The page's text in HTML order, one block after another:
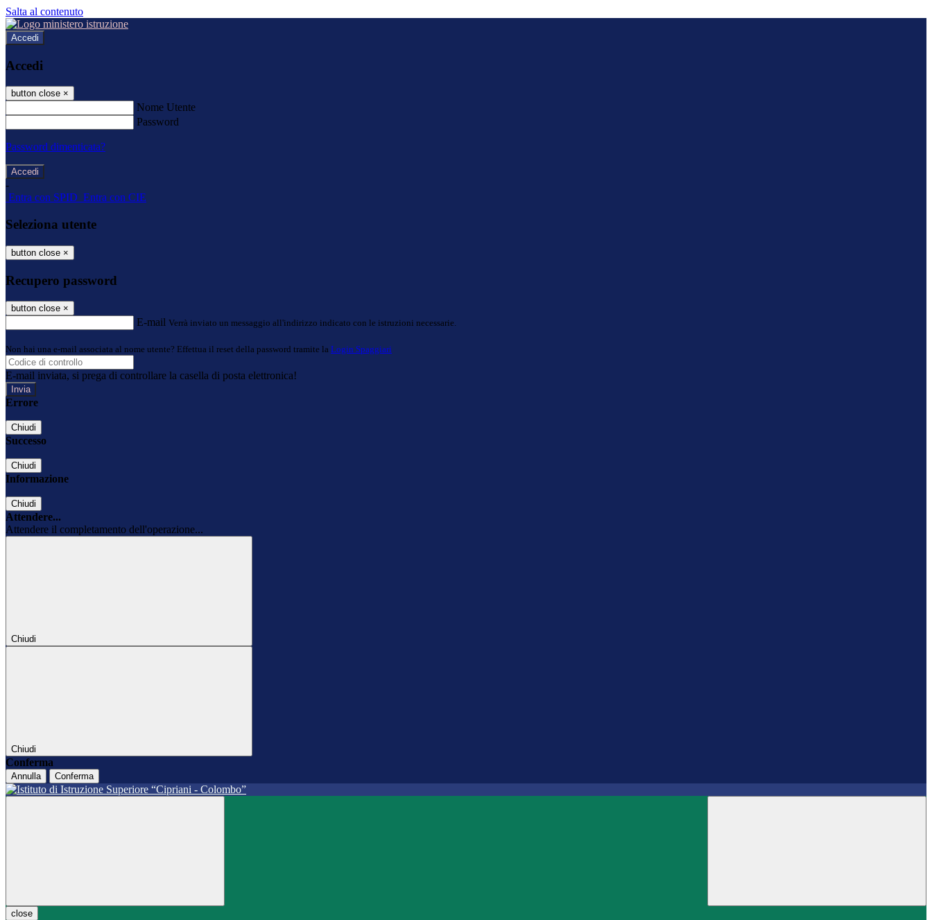
Salta al contenuto
Accedi
Accedi
button close ×
Nome Utente
Password
Password dimenticata?
-
Entra con SPID Entra con CIE
Seleziona utente
button close ×
Recupero password
button close ×
E-mail Verrà inviato un messaggio all'indirizzo indicato con le istruzioni necessarie.
Non hai una e-mail associata al nome utente? Effettua il reset della password tramite la Login Spaggiari
E-mail inviata, si prega di controllare la casella di posta elettronica!
Errore
Chiudi
Successo
Chiudi
Informazione
Chiudi
Attendere...
Attendere il completamento dell'operazione...
Chiudi
Chiudi
Conferma
Annulla Conferma
close